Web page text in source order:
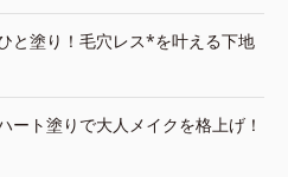
と塗り！毛穴レス*を叶える下地
ート塗りで大人メイクを格上げ！